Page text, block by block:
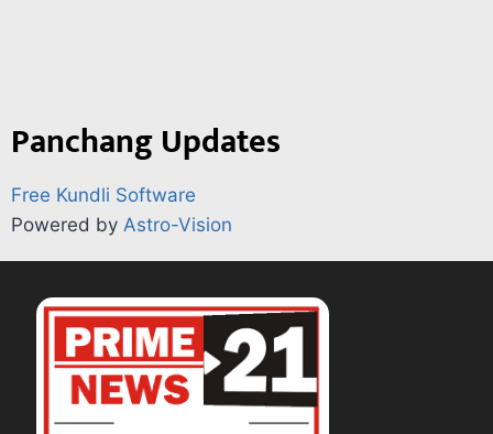
Panchang Updates
Free Kundli Software
Powered by Astro-Vision